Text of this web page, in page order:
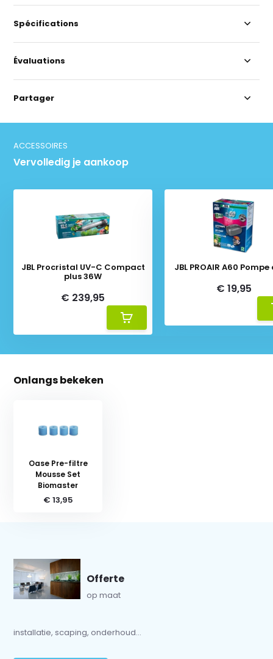
Spécifications
Évaluations
Partager
ACCESSOIRES
Vervolledig je aankoop
JBL Procristal UV-C Compact
plus 36W
€ 239,95
JBL PROAIR A60
€ 19,95
Onlangs bekeken
Oase Pre-filtre
Mousse Set
Biomaster
€ 13,95
Offerte
op maat
installatie, scaping, onderhoud...